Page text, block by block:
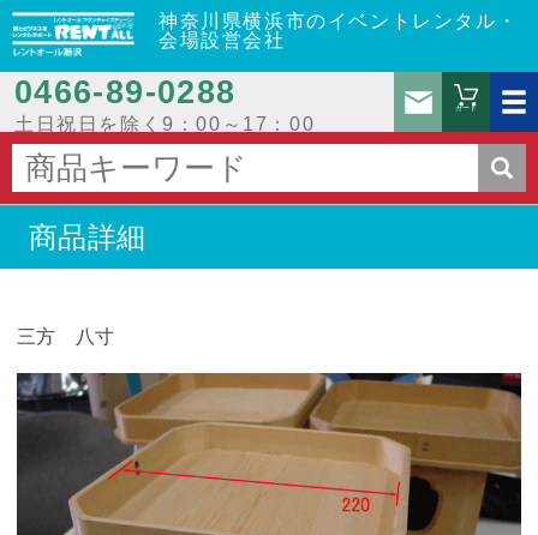
神奈川県横浜市のイベントレンタル・
会場設営会社
0466‐89‐0288
土日祝日を除く9：00～17：00
お問
カート
商品詳細
三方 八寸